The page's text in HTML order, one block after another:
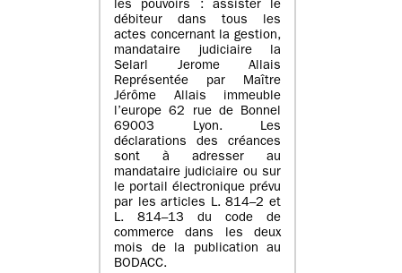
les pouvoirs : assister le
débiteur dans tous les
actes concernant la gestion,
mandataire judiciaire la
Selarl Jerome Allais
Représentée par Maître
Jérôme Allais immeuble
l’europe 62 rue de Bonnel
69003 Lyon. Les
déclarations des créances
sont à adresser au
mandataire judiciaire ou sur
le portail électronique prévu
par les articles L. 814–2 et
L. 814–13 du code de
commerce dans les deux
mois de la publication au
BODACC.